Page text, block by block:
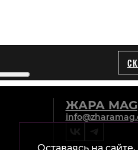
Оставаясь на
ЖАРА MAG